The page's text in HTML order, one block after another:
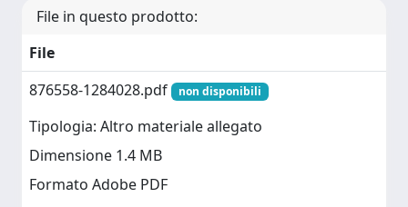
File in questo prodotto:
File
876558-1284028.pdf
non disponibili
Tipologia: Altro materiale allegato
Dimensione 1.4 MB
Formato Adobe PDF